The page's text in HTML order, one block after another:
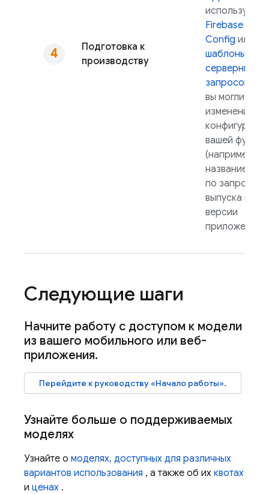
Подготовка к
производству
используйте
Firebase
Config или
шаблоны
серверных
запросов
вы могли
изменения в
вашей
(например, в
название
по запросу
выпуска
версии
приложения.
Следующие шаги
Начните работу с доступом к модели
из вашего мобильного или веб-
приложения.
Перейдите к руководству «Начало работы».
Узнайте больше о поддерживаемых
моделях
Узнайте о моделях, доступных для различных
вариантов использования , а также об их квотах
и ​​ценах .